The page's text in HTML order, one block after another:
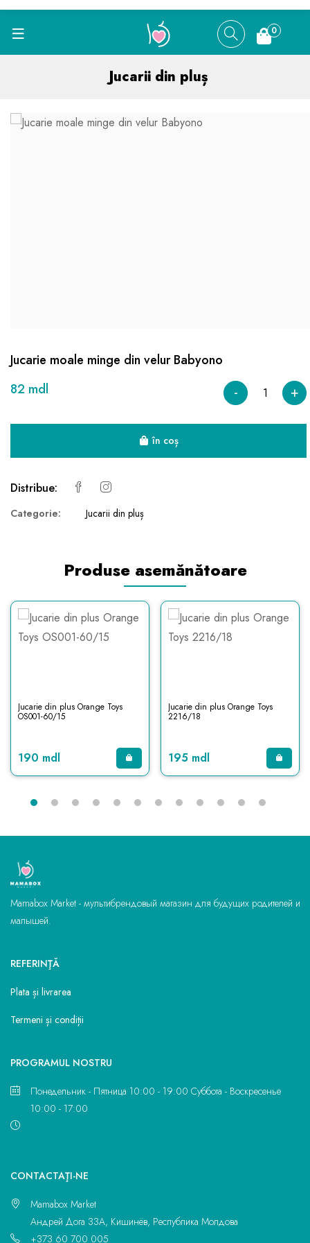
0
Jucarii din pluș
Jucarie moale minge din velur Babyono
82 mdl
- +
în coș
Distribue:
Categorie: Jucarii din pluș
Produse asemănătoare
Jucarie din plus Orange Toys
OS001-60/15
190 mdl
Jucarie din plus Orange Toys
2216/18
195 mdl
Mamabox Market - мультибрендовый магазин для будущих родителей и
малышей.
REFERINŢĂ
Plata și livrarea
Termeni și condiții
PROGRAMUL NOSTRU
Понедельник - Пятница 10:00 - 19:00 Суббота - Воскресенье
10:00 - 17:00
CONTACTAŢI-NE
Mamabox Market
Андрей Дога 33A, Кишинёв, Республика Молдова
+373 60 700 005